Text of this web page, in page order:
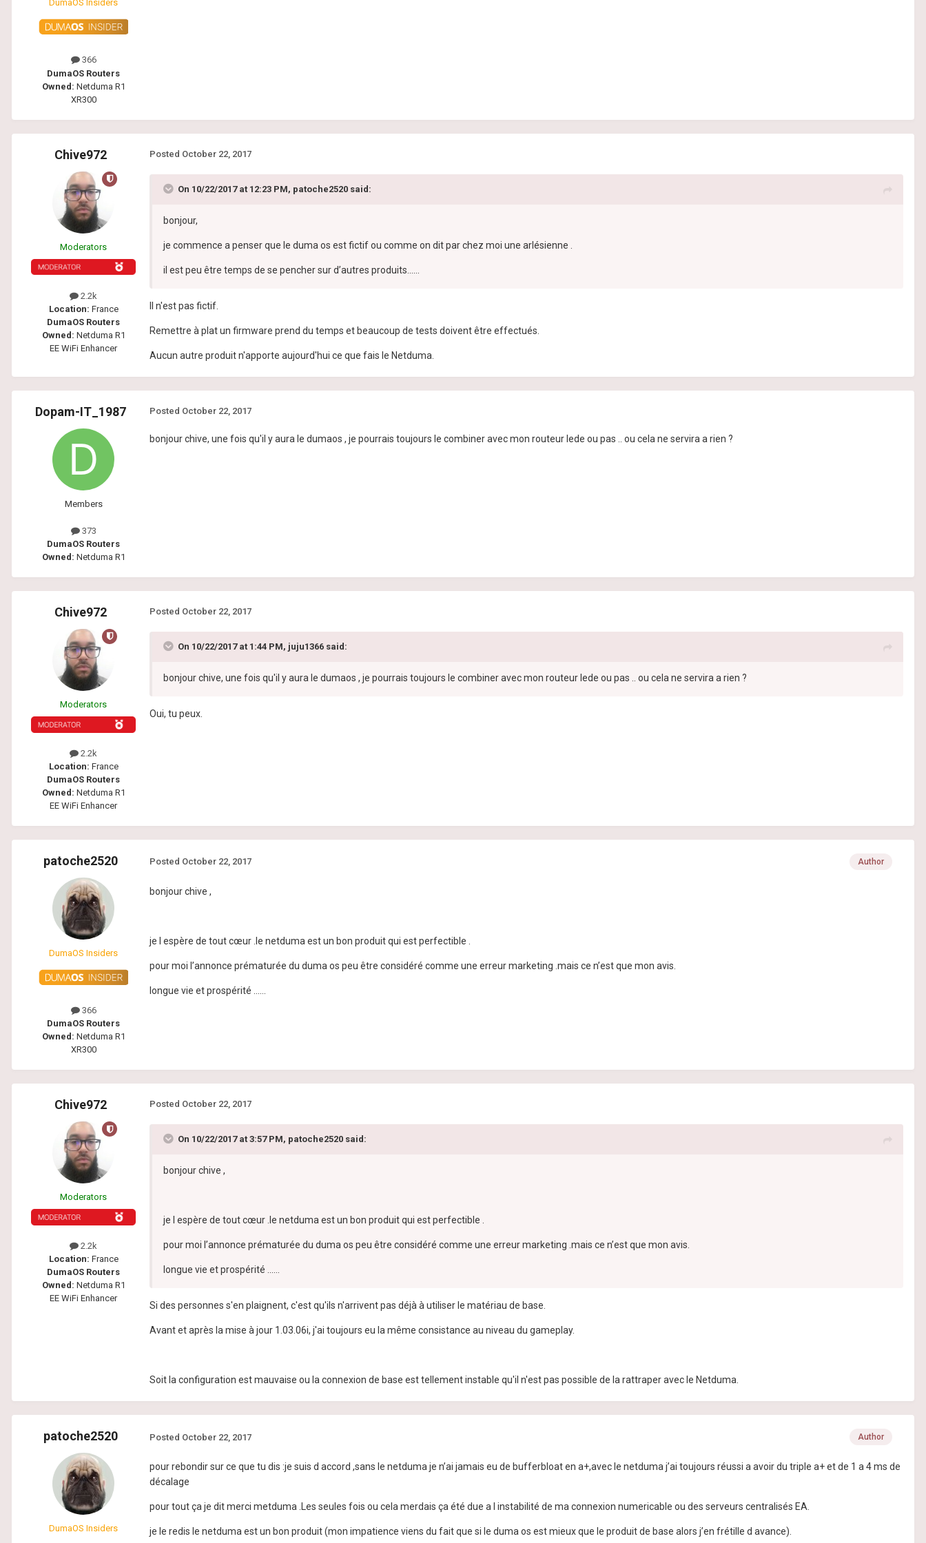
DumaOS Insiders
366
DumaOS Routers
Owned: Netduma R1
XR300
Chive972
Moderators
2.2k
Location: France
DumaOS Routers
Owned: Netduma R1
EE WiFi Enhancer
Posted October 22, 2017
On 10/22/2017 at 12:23 PM, patoche2520 said:
bonjour,
je commence a penser que le duma os est fictif ou comme on dit par chez moi une arlésienne .
il est peu être temps de se pencher sur d’autres produits......
Il n'est pas fictif.
Remettre à plat un firmware prend du temps et beaucoup de tests doivent être effectués.
Aucun autre produit n'apporte aujourd'hui ce que fais le Netduma.
Dopam-IT_1987
Members
373
DumaOS Routers
Owned: Netduma R1
Posted October 22, 2017
bonjour chive, une fois qu'il y aura le dumaos , je pourrais toujours le combiner avec mon routeur lede ou pas .. ou cela ne servira a rien ?
Chive972
Moderators
2.2k
Location: France
DumaOS Routers
Owned: Netduma R1
EE WiFi Enhancer
Posted October 22, 2017
On 10/22/2017 at 1:44 PM, juju1366 said:
bonjour chive, une fois qu'il y aura le dumaos , je pourrais toujours le combiner avec mon routeur lede ou pas .. ou cela ne servira a rien ?
Oui, tu peux.
patoche2520
DumaOS Insiders
366
DumaOS Routers
Owned: Netduma R1
XR300
Author
Posted October 22, 2017
bonjour chive ,
je l espère de tout cœur .le netduma est un bon produit qui est perfectible .
pour moi l’annonce prématurée du duma os peu être considéré comme une erreur marketing .mais ce n’est que mon avis.
longue vie et prospérité ......
Chive972
Moderators
2.2k
Location: France
DumaOS Routers
Owned: Netduma R1
EE WiFi Enhancer
Posted October 22, 2017
On 10/22/2017 at 3:57 PM, patoche2520 said:
bonjour chive ,
je l espère de tout cœur .le netduma est un bon produit qui est perfectible .
pour moi l’annonce prématurée du duma os peu être considéré comme une erreur marketing .mais ce n’est que mon avis.
longue vie et prospérité ......
Si des personnes s'en plaignent, c'est qu'ils n'arrivent pas déjà à utiliser le matériau de base.
Avant et après la mise à jour 1.03.06i, j'ai toujours eu la même consistance au niveau du gameplay.
Soit la configuration est mauvaise ou la connexion de base est tellement instable qu'il n'est pas possible de la rattraper avec le Netduma.
patoche2520
DumaOS Insiders
Author
Posted October 22, 2017
pour rebondir sur ce que tu dis :je suis d accord ,sans le netduma je n’ai jamais eu de bufferbloat en a+,avec le netduma j’ai toujours réussi a avoir du triple a+ et de 1 a 4 ms de
décalage
pour tout ça je dit merci metduma .Les seules fois ou cela merdais ça été due a l instabilité de ma connexion numericable ou des serveurs centralisés EA.
je le redis le netduma est un bon produit (mon impatience viens du fait que si le duma os est mieux que le produit de base alors j’en frétille d avance).